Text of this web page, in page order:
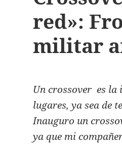
red»:
militar
Un crossover es la
lugares, ya sea de
Inauguro un
ya que mi